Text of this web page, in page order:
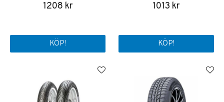
1208 kr
KÖP!
1013 kr
KÖP!